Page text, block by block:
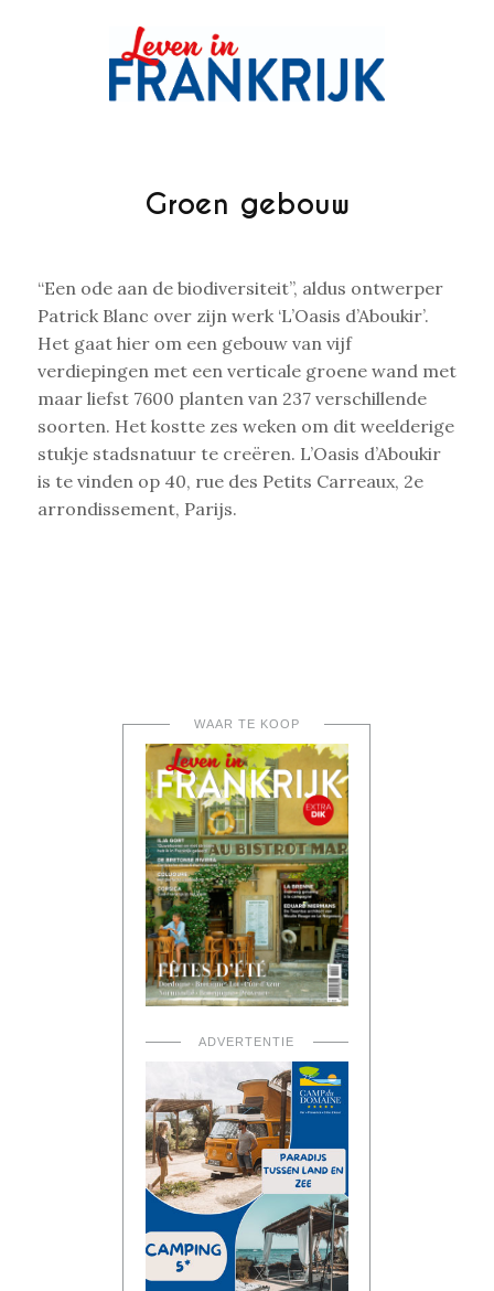
Groen gebouw
“Een ode aan de biodiversiteit”, aldus ontwerper
Patrick Blanc over zijn werk ‘L’Oasis d’Aboukir’.
Het gaat hier om een gebouw van vijf
verdiepingen met een verticale groene wand met
maar liefst 7600 planten van 237 verschillende
soorten. Het kostte zes weken om dit weelderige
stukje stadsnatuur te creëren. L’Oasis d’Aboukir
is te vinden op 40, rue des Petits Carreaux, 2e
arrondissement, Parijs.
WAAR TE KOOP
ADVERTENTIE